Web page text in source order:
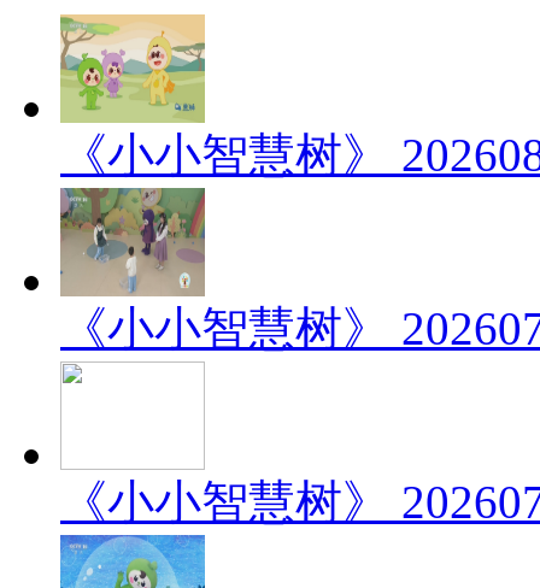
《小小智慧树》
《小小智慧树》
《小小智慧树》